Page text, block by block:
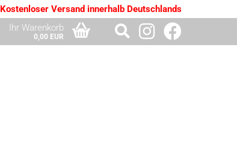
Kostenloser Versand innerhalb Deutschlands
Ihr Warenkorb
0,00 EUR